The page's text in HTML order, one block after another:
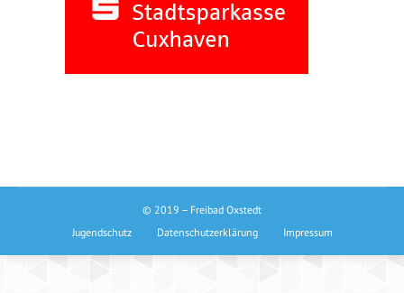
© 2019 – Freibad Oxstedt
Jugendschutz
Datenschutzerklärung Impressum